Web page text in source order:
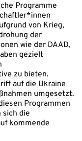
Programme
von Krieg,
der
wie der DAAD,
gezielt
zu bieten.
auf die Ukraine
umgesetzt.
Programmen
sich die
kommende